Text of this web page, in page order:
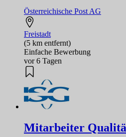
Österreichische Post AG
Freistadt
(5 km entfernt)
Einfache Bewerbung
vor 6 Tagen
Mitarbeiter